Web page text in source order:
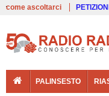
come ascoltarci
PALINSESTO